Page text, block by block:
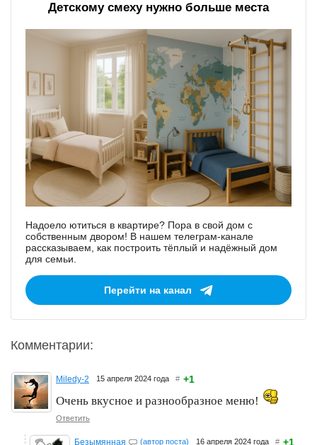
Детскому смеху нужно больше места
Надоело ютиться в квартире? Пора в свой дом с
собственным двором! В нашем телеграм-канале
рассказываем, как построить тёплый и надёжный дом
для семьи.
Перейти на канал
Комментарии:
Miledy-2 15 апреля 2024 года # +1
Очень вкусное и разнообразное меню!
Ответить
Безымянная (автор поста) 16 апреля 2024 года # +1